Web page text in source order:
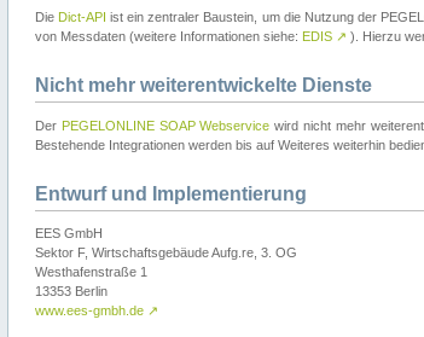
Die Dict-API ist ein zentraler Baustein, um die Nutzung der
von Messdaten (weitere Informationen siehe: EDIS ↗ ). Hierzu
Nicht mehr weiterentwickelte Dienste
Der PEGELONLINE SOAP Webservice wird nicht mehr
Bestehende Integrationen werden bis auf Weiteres weiterhin
Entwurf und Implementierung
EES GmbH
Sektor F, Wirtschaftsgebäude Aufg.re, 3. OG
Westhafenstraße 1
13353 Berlin
www.ees-gmbh.de ↗